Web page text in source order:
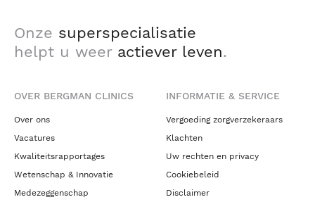
Onze superspecialisatie
helpt u weer actiever leven.
OVER BERGMAN CLINICS
Over ons
Vacatures
Kwaliteitsrapportages
Wetenschap & Innovatie
Medezeggenschap
INFORMATIE & SERVICE
Vergoeding zorgverzekeraars
Klachten
Uw rechten en privacy
Cookiebeleid
Disclaimer